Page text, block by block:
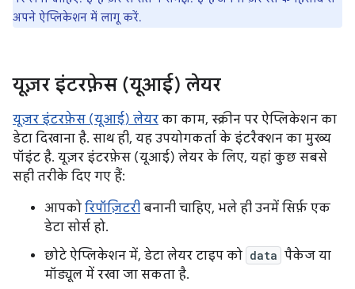
अपने ऐप्लिकेशन में लागू करें.
यूज़र इंटरफ़ेस (यूआई) लेयर
यूज़र इंटरफ़ेस (यूआई) लेयर का काम, स्क्रीन पर ऐप्लिकेशन का
डेटा दिखाना है. साथ ही, यह उपयोगकर्ता के इंटरैक्शन का मुख्य
पॉइंट है. यूज़र इंटरफ़ेस (यूआई) लेयर के लिए, यहां कुछ सबसे
सही तरीके दिए गए हैं:
आपको रिपॉज़िटरी बनानी चाहिए, भले ही उनमें सिर्फ़ एक
डेटा सोर्स हो.
छोटे ऐप्लिकेशन में, डेटा लेयर टाइप को data पैकेज या
मॉड्यूल में रखा जा सकता है.